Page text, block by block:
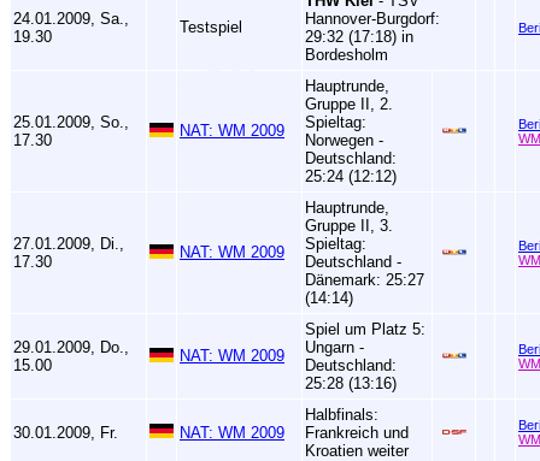
24.01.2009, Sa.,
19.30
Testspiel
Hannover-Burgdorf:
29:32 (17:18) in
Bordesholm
25.01.2009, So.,
17.30
NAT: WM 2009
Hauptrunde,
Gruppe II, 2.
Spieltag:
Norwegen -
Deutschland:
25:24 (12:12)
27.01.2009, Di.,
17.30
NAT: WM 2009
Hauptrunde,
Gruppe II, 3.
Spieltag:
Deutschland -
Dänemark: 25:27
(14:14)
29.01.2009, Do.,
15.00
NAT: WM 2009
Spiel um Platz 5:
Ungarn -
Deutschland:
25:28 (13:16)
30.01.2009, Fr. NAT: WM 2009
Halbfinals:
Frankreich und
Kroatien weiter